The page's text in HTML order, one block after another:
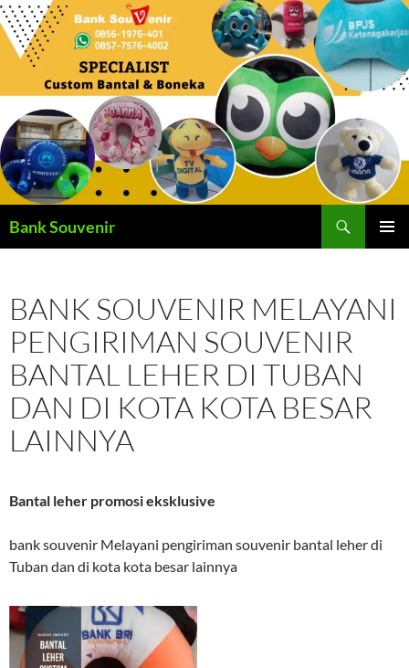
Langsung
ke
Bank Souvenir
BANK SOUVENIR MELAYANI
PENGIRIMAN SOUVENIR
BANTAL LEHER DI TUBAN
DAN DI KOTA KOTA BESAR
LAINNYA
Bantal leher promosi eksklusive
bank souvenir Melayani pengiriman souvenir bantal leher di
Tuban dan di kota kota besar lainnya